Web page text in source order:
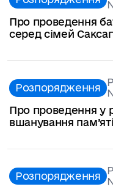
Про проведення
серед сімей
Розпорядження
Про проведення у
вшанування
Розпорядження